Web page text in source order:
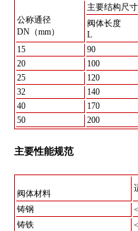
公称通径
DN（mm）
主要结构尺
阀体长度
L
15
90
20
100
25
120
32
140
40
170
50
200
主要性能规范
阀体材料
铸钢
铸铁